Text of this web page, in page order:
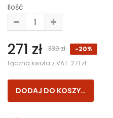
Ilość
271 zł 339 zł
-20%
Łączna kwota z VAT: 271 zł